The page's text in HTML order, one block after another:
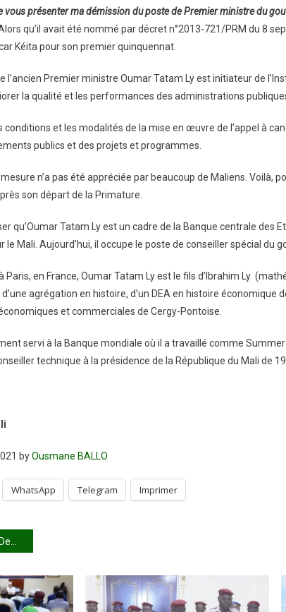
vous présenter ma démission du poste de Premier ministre du
qu’il avait été nommé par décret n°2013-721/PRM du 8
Kéita pour son premier quinquennat.
l’ancien Premier ministre Oumar Tatam Ly est initiateur de
la qualité et les performances des administrations
conditions et les modalités de la mise en œuvre de l’appel à
publics et des projets et programmes.
n’a pas été appréciée par beaucoup de Maliens. Voilà,
son départ de la Primature.
qu’Oumar Tatam Ly est un cadre de la Banque centrale des
Mali. Aujourd’hui, il occupe le poste de conseiller spécial du
Paris, en France, Oumar Tatam Ly est le fils d’Ibrahim Ly
agrégation en histoire, d’un DEA en histoire économique
et commerciales de Cergy-Pontoise.
servi à la Banque mondiale où il a travaillé comme
technique à la présidence de la République du Mali de
byOusmane BALLO
WhatsApp Telegram Imprimer
FCFA